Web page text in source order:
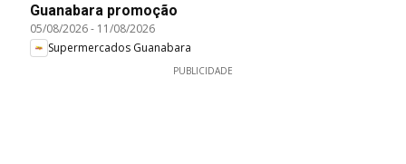
Guanabara promoção
05/08/2026- 11/08/2026
Supermercados Guanabara
PUBLICIDADE